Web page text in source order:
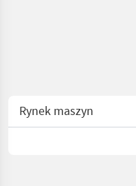
Rynek maszyn